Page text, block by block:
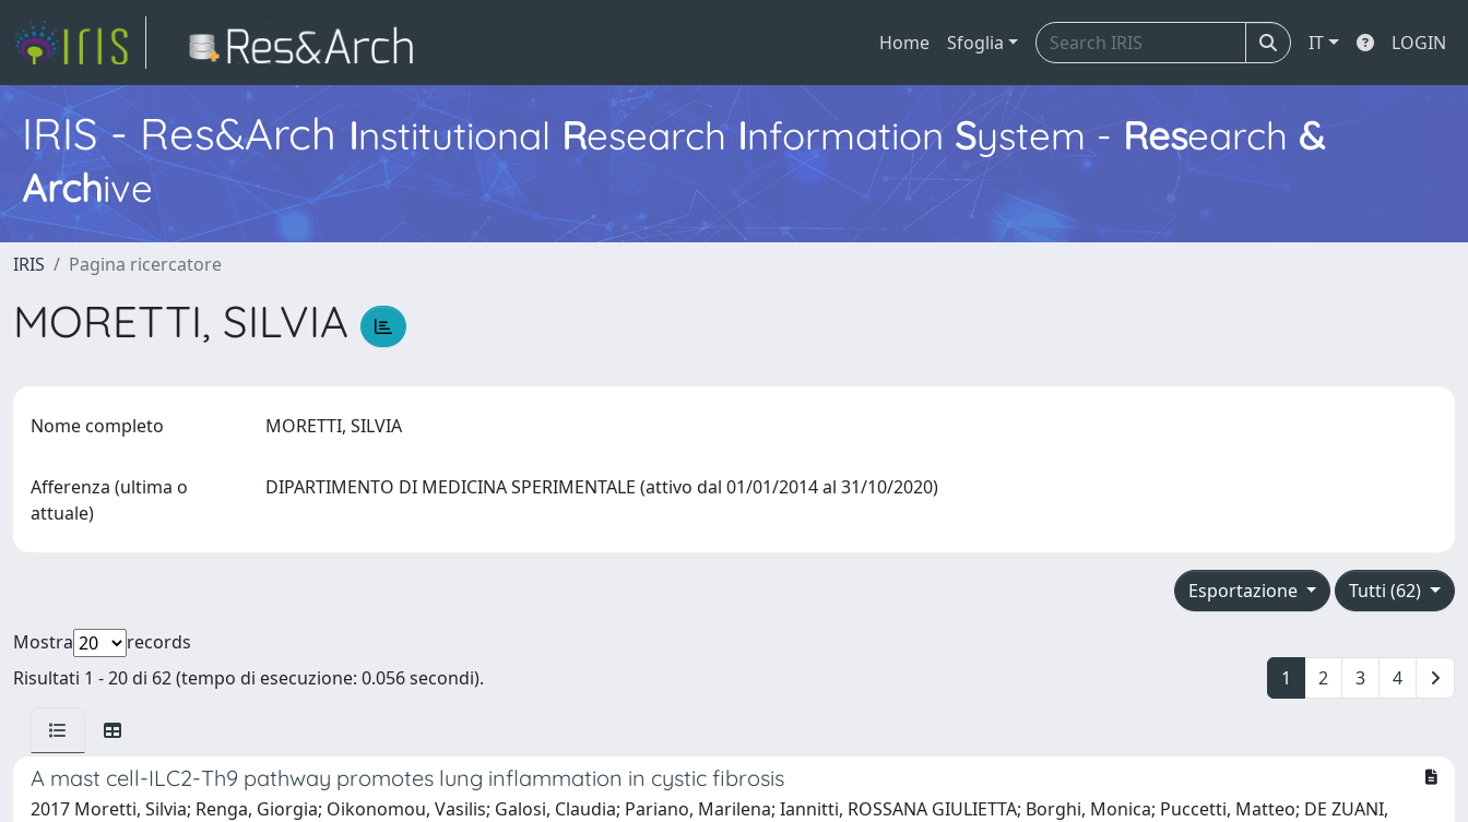
Home Sfoglia IT LOGIN
IRIS - Res&Arch Institutional Research Information System - Research &
Archive
IRIS Pagina ricercatore
MORETTI, SILVIA
Nome completo MORETTI, SILVIA
Afferenza (ultima o
attuale)
DIPARTIMENTO DI MEDICINA SPERIMENTALE (attivo dal 01/01/2014 al 31/10/2020)
Tutti (62)
Esportazione
Mostra
records
Risultati 1 - 20 di 62 (tempo di esecuzione: 0.056 secondi).
1 2 3 4
A mast cell-ILC2-Th9 pathway promotes lung inflammation in cystic fibrosis
2017 Moretti, Silvia; Renga, Giorgia; Oikonomou, Vasilis; Galosi, Claudia; Pariano, Marilena; Iannitti, ROSSANA GIULIETTA; Borghi, Monica; Puccetti, Matteo; DE ZUANI,